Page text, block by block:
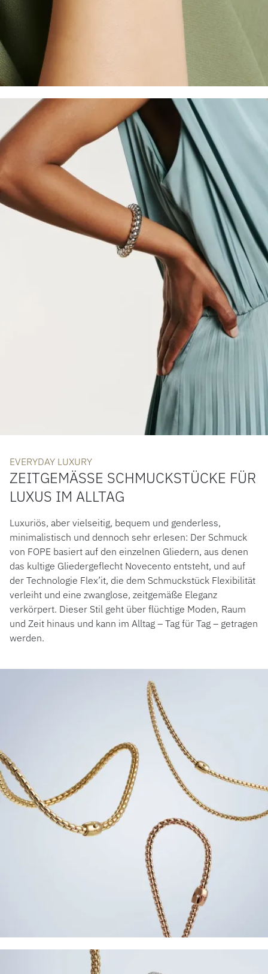
EVERYDAY LUXURY
ZEITGEMÄSSE SCHMUCKSTÜCKE FÜR L
UXUS IM ALLTAG
Luxuriös, aber vielseitig, bequem und genderless,
minimalistisch und dennoch sehr erlesen: Der Schmuck
von FOPE basiert auf den einzelnen Gliedern, aus denen
das kultige Gliedergeflecht Novecento entsteht, und auf
der Technologie Flex’it, die dem Schmuckstück Flexibilität
verleiht und eine zwanglose, zeitgemäße Eleganz
verkörpert. Dieser Stil geht über flüchtige Moden, Raum
und Zeit hinaus und kann im Alltag – Tag für Tag – getragen
werden.